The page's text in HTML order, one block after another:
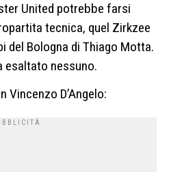
United potrebbe farsi
tecnica, quel Zirkzee
del Bologna di Thiago Motta.
esaltato nessuno.
Vincenzo D’Angelo: